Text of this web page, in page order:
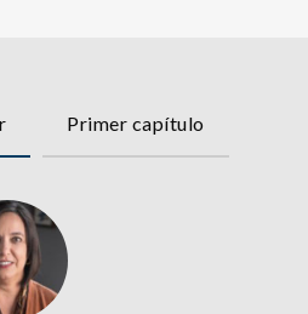
Primer capítulo